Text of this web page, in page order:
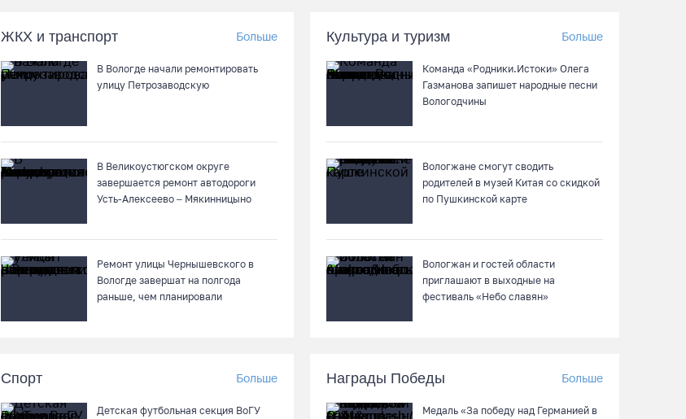
В Череповце госпитализировали
пострадавшего в ДТП мотоциклиста и его
Кириллов станет новой столицей
«Серебряного ожерелья» в свой 250-летний
07.08.26 / 13:36
Речные трамвайчики будут бесплатно катать
вологжан и гостей города 8 и 9 августа
украшения и лишилась более полумиллиона
ЖКХ и транспорт Больше
В Вологде начали ремонтировать
улицу Петрозаводскую
В Великоустюгском округе
завершается ремонт автодороги
Усть-Алексеево – Мякинницыно
Ремонт улицы Чернышевского в
Вологде завершат на полгода
раньше, чем планировали
Культура и туризм Больше
Команда «Родники.Истоки» Олега
Газманова запишет народные песни
Вологодчины
Вологжане смогут сводить
родителей в музей Китая со скидкой
по Пушкинской карте
Вологжан и гостей области
приглашают в выходные на
фестиваль «Небо славян»
Спорт Больше
Детская футбольная секция ВоГУ
Награды Победы Больше
Медаль «За победу над Германией в